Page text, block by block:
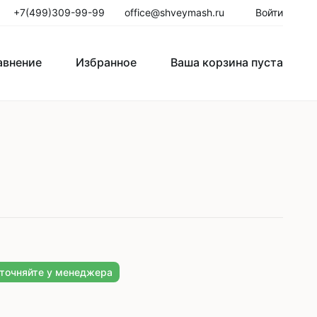
+7(499)309-99-99 office@shveymash.ru Войти
Избранное Ваша корзина пуста
Петельные машины
у менеджера